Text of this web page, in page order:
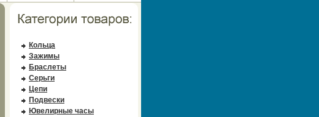
Кольца
Зажимы
Браслеты
Серьги
Цепи
Подвески
Ювелирные часы